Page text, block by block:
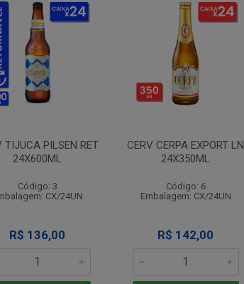
TIJUCA PILSEN RET
24X600ML
Código: 3
CX/24UN
R$ 136,00
CERV CERPA EXPORT LN
24X350ML
Código: 6
Embalagem: CX/24UN
R$ 142,00